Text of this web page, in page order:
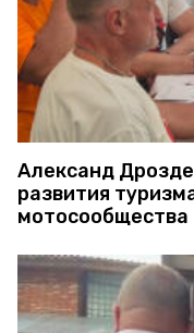
Александ
развития
мотосообщества